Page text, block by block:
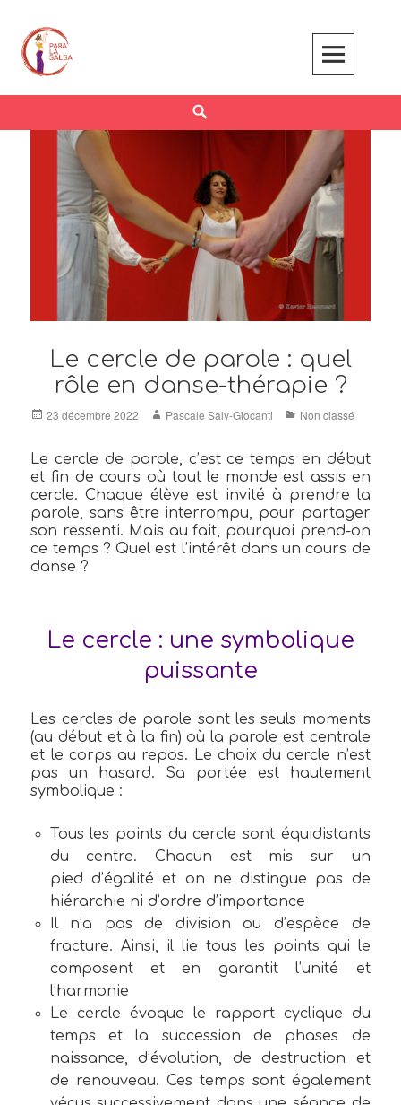
content
Le cercle de parole : quel
rôle en danse-thérapie ?
Posted
23 décembre 2022 Author
Pascale Saly-Giocanti Categories
Non classé
Le cercle de parole, c’est ce temps en début
et fin de cours où tout le monde est assis en
cercle. Chaque élève est invité à prendre la
parole, sans être interrompu, pour partager
son ressenti. Mais au fait, pourquoi prend-on
ce temps ? Quel est l’intérêt dans un cours de
danse ?
Le cercle : une symbolique
puissante
Les cercles de parole sont les seuls moments
(au début et à la fin) où la parole est centrale
et le corps au repos. Le choix du cercle n’est
pas un hasard. Sa portée est hautement
symbolique :
Tous les points du cercle sont équidistants
du centre. Chacun est mis sur un
pied d’égalité et on ne distingue pas de
hiérarchie ni d’ordre d’importance
Il n’a pas de division ou d’espèce de
fracture. Ainsi, il lie tous les points qui le
composent et en garantit l’unité et
l’harmonie
Le cercle évoque le rapport cyclique du
temps et la succession de phases de
naissance, d’évolution, de destruction et
de renouveau. Ces temps sont également